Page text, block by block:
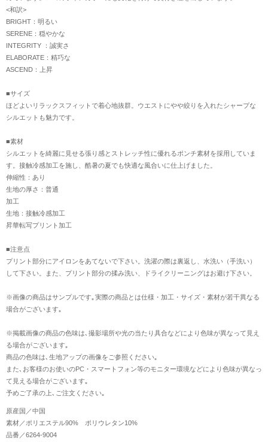
<和訳>
BRIGHT：明るい
SERENE：穏やかな
INTEGRITY ：誠実さ
ELABORATE：精巧な
ASCEND：上昇
■サイズ
ほどよいリラックスフィットで着心地抜群。ウエストにやや絞りを入れたシャープな
シルエットも魅力です。
■素材
シルエットを綺麗に見せる張り感とストレッチ性に優れるポンチ素材を採用していま
す。接触冷感加工を施し、酷暑の夏でも快適な風合いに仕上げました。
伸縮性：あり
生地の厚さ：普通
加工
生地：接触冷感加工
昇華転写プリント加工
■注意点
プリント部分にアイロンをあてないで下さい。洗濯の際は裏返し、水洗い（手洗い）
して下さい。また、プリント部分の揉み洗い、ドライクリーニングはお避け下さい。
※画像の商品はサンプルです｡実際の商品とは仕様・加工・サイズ・素材が若干異なる
場合がございます｡
※掲載画像の商品の色味は､撮影場所や光の当たり具合などにより色味が異なって見え
る場合がございます｡
商品の色味は､生地アップの画像をご参照ください｡
また､お客様のお使いのPC・スマートフォン等のモニター環境などにより色味が異なっ
て見える場合がございます｡
予めご了承の上､ご注文ください｡
原産国／中国
素材／ポリエステル90% ポリウレタン10%
品番／6264-9004